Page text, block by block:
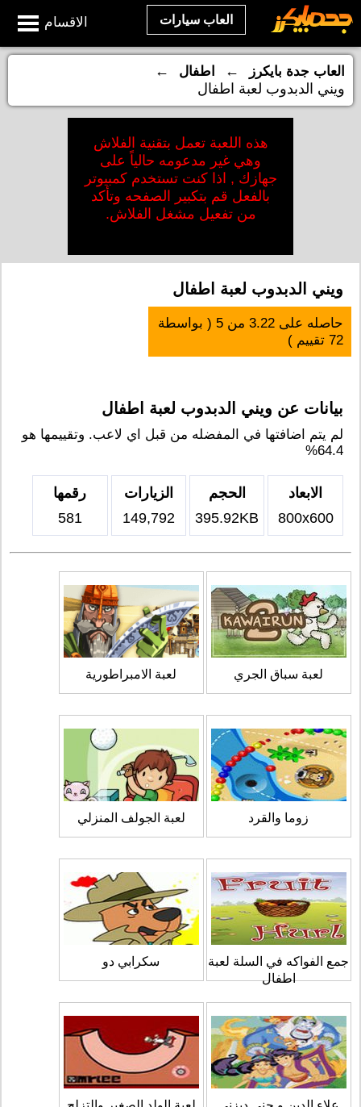
الاقسام العاب سيارات
العاب جدة بايكرز ← اطفال
←
ويني الدبدوب لعبة اطفال
هذه اللعبة تعمل بتقنية الفلاش
وهي غير مدعومه حالياً على
جهازك , اذا كنت تستخدم كمبيوتر
بالفعل قم بتكبير الصفحه وتأكد
من تفعيل مشغل الفلاش.
ويني الدبدوب لعبة اطفال
حاصله على3.22 من5 ( بواسطة
72 تقييم )
بيانات عن ويني الدبدوب لعبة اطفال
لم يتم اضافتها في المفضله من قبل اي لاعب. وتقييمها هو
64.4%
الابعاد
800x600
الحجم
395.92KB
الزيارات
149,792
رقمها
581
لعبة سباق الجري لعبة الامبراطورية
زوما والقرد لعبة الجولف المنزلي
جمع الفواكه في السلة لعبة
اطفال
سكرابي دو